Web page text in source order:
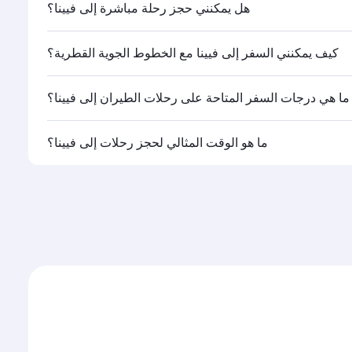
هل يمكنني حجز رحلة مباشرة إلى فيينا؟
كيف يمكنني السفر إلى فيينا مع الخطوط الجوية القطرية؟
ما هي درجات السفر المتاحة على رحلات الطيران إلى فيينا؟
تشغيلها، يمكنك السفر على متن درجة رجال الأعمال
ما هو الوقت المثالي لحجز رحلات إلى فيينا؟